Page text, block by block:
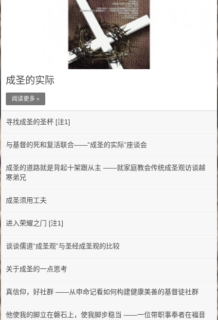
成圣的实际
阅读更多 »
寻找成圣的圣杯 [注1]
与基督的死和复活联合——“成圣的实际”座谈会
成圣的道路就是背起十架跟从主 ——就家庭教会传统成圣观访谈越
寒弟兄
成圣须用工夫
进入荣耀之门 [注1]
谈谈儒道“成圣观”与圣经成圣观的比较
关于成圣的一点思考
真信仰，好社群 ——从申命记看如何构建健康美善的基督徒社群
他使我的脚立在磐石上，使我脚步稳当 ——一位带职事奉者在福音